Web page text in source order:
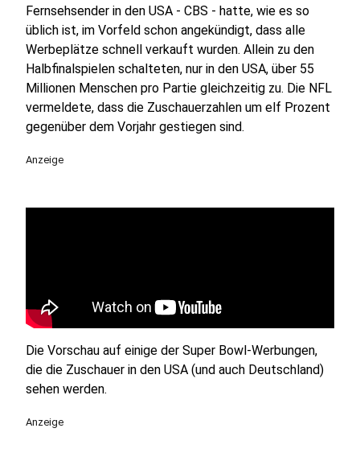
Fernsehsender in den USA - CBS - hatte, wie es so
üblich ist, im Vorfeld schon angekündigt, dass alle
Werbeplätze schnell verkauft wurden. Allein zu den
Halbfinalspielen schalteten, nur in den USA, über 55
Millionen Menschen pro Partie gleichzeitig zu. Die NFL
vermeldete, dass die Zuschauerzahlen um elf Prozent
gegenüber dem Vorjahr gestiegen sind.
Anzeige
Die Vorschau auf einige der Super Bowl-Werbungen,
die die Zuschauer in den USA (und auch Deutschland)
sehen werden.
Anzeige